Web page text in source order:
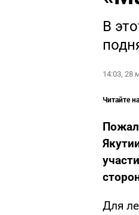
В
14:03, 28
Читайте
Для